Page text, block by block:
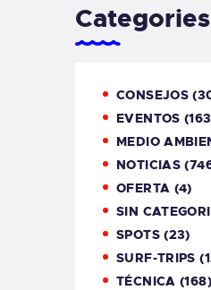
Categories
CONSEJOS
EVENTOS
MEDIO
NOTICIAS
OFERTA (4)
SIN
SPOTS(23)
SURF-TRIPS
TÉCNICA (168)